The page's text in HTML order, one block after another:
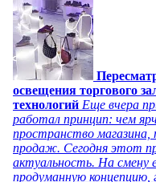
освещения торгового
технологий Еще вчера
работал принцип: чем
пространство
продаж. Сегодня этот
актуальность. На смену
продуманную концепцию,